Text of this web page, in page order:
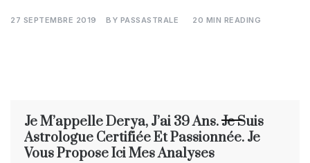
27 SEPTEMBRE 2019 BY PASSASTRALE 20 MIN READING
Je M’appelle Derya, J’ai 39 Ans. Je Suis
Astrologue Certifiée Et Passionnée. Je
Vous Propose Ici Mes Analyses